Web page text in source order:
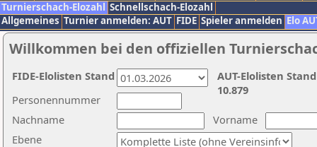
Turnierschach-Elozahl Schnellschach-Elozahl
Allgemeines Turnier anmelden: AUT FIDE Spieler anmelden Elo
Willkommen bei den offiziellen
Nachname
Vorname
Ebene
Personennummer
AUT-Elolisten
10.879
FIDE-Elolisten Stand